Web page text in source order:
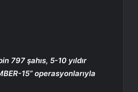
797 şahıs, 5-10 yıldır
15” operasyonlarıyla